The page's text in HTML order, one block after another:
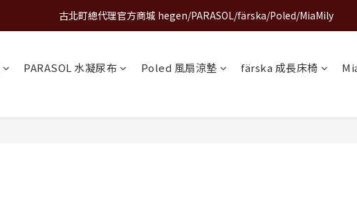
A World of Wonder 奇想世界特展｜套票熱賣中
古北町總代理官方商城 hegen/PARASOL/färska/Poled/MiaMily
PARASOL 水凝尿布 Poled 風扇涼墊 färska 成長床椅